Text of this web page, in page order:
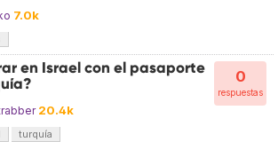
7.0k
0
respuestas
en Israel con el pasaporte
20.4k
turquía